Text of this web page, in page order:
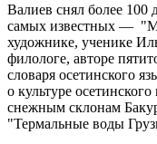
Валиев снял более 100
самых известных —
художнике, ученике
филологе, авторе
словаря осетинского
о культуре
снежным склонам
"Термальные воды